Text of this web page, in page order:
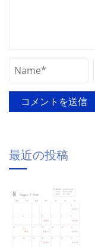
最近の投稿